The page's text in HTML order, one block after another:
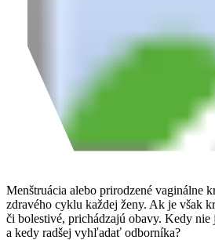
Menštruácia alebo prirodzené vaginálne
zdravého cyklu každej ženy. Ak je však
či bolestivé, prichádzajú obavy. Kedy nie
a kedy radšej vyhľadať odborníka?